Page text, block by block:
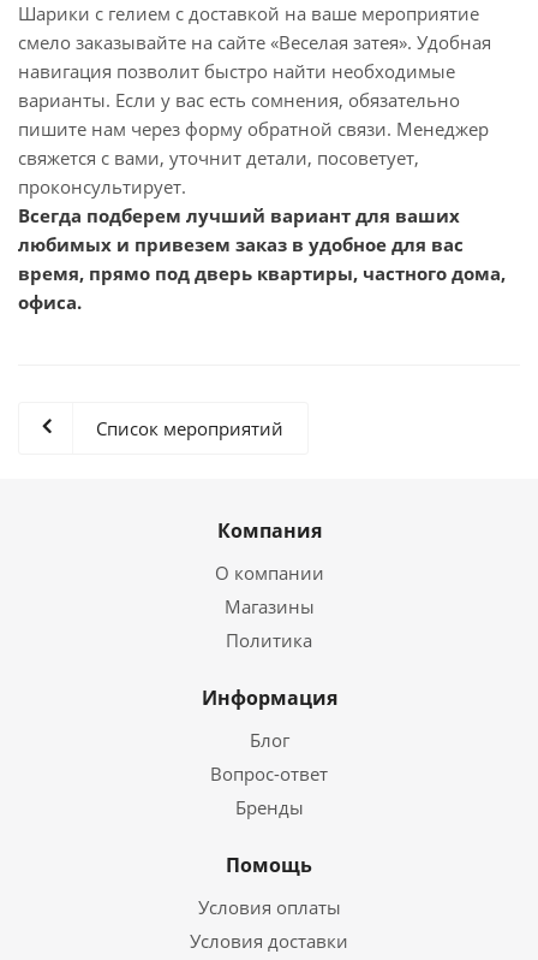
Шарики с гелием с доставкой на ваше мероприятие
смело заказывайте на сайте «Веселая затея». Удобная
навигация позволит быстро найти необходимые
варианты. Если у вас есть сомнения, обязательно
пишите нам через форму обратной связи. Менеджер
свяжется с вами, уточнит детали, посоветует,
проконсультирует.
Всегда подберем лучший вариант для ваших
любимых и привезем заказ в удобное для вас
время, прямо под дверь квартиры, частного дома,
офиса.
Список мероприятий
Компания
О компании
Магазины
Политика
Информация
Блог
Вопрос-ответ
Бренды
Помощь
Условия оплаты
Условия доставки